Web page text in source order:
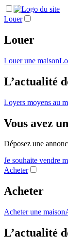
Louer
Louer
Louer une maison
L’actualité
Loyers moyens au
Vous avez
Déposez une
Je souhaite vendre
Acheter
Acheter
Acheter une maison
L’actualité